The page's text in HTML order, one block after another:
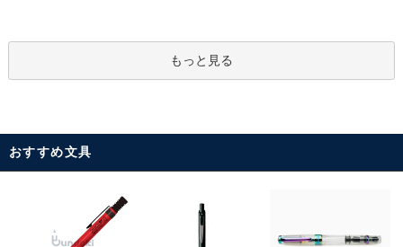
もっと見る
おすすめ文具